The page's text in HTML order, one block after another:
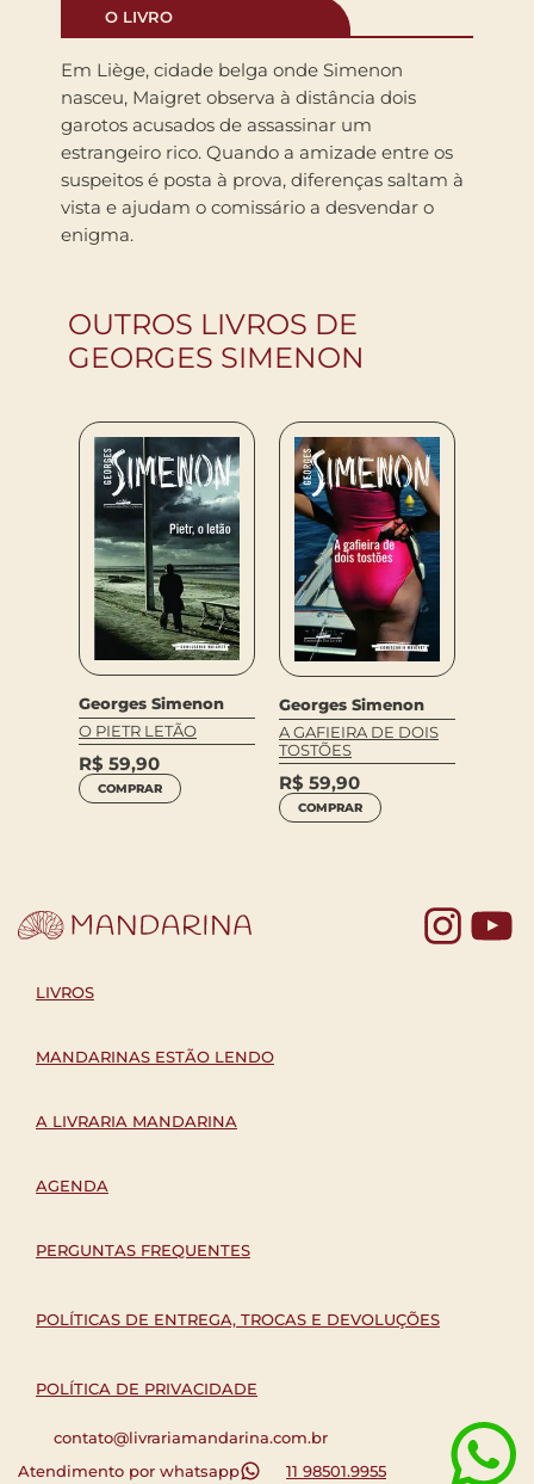
O LIVRO
Em Liège, cidade belga onde Simenon
nasceu, Maigret observa à distância dois
garotos acusados de assassinar um
estrangeiro rico. Quando a amizade entre os
suspeitos é posta à prova, diferenças saltam à
vista e ajudam o comissário a desvendar o
enigma.
OUTROS LIVROS DE
GEORGES SIMENON
Georges Simenon
O PIETR LETÃO
R$ 59,90
COMPRAR
Georges Simenon
A GAFIEIRA DE DOIS
TOSTÕES
R$ 59,90
COMPRAR
LIVROS
MANDARINAS ESTÃO LENDO
A LIVRARIA MANDARINA
AGENDA
PERGUNTAS FREQUENTES
POLÍTICAS DE ENTREGA, TROCAS E DEVOLUÇÕES
POLÍTICA DE PRIVACIDADE
contato@livrariamandarina.com.br
Atendimento por whatsapp
11 98501.9955